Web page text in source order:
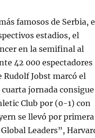
famosos de Serbia,
estadios, el
en la semifinal al
42 000 espectadores
Jobst marcó el
jornada consigue
Club por (0-1) con
se llevó por primera
Leaders”,